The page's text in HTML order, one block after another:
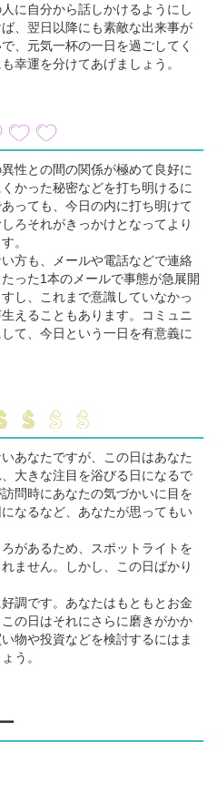
に自分から話しかけるようにし
、翌日以降にも素敵な出来事が
、元気一杯の一日を過ごしてく
幸運を分けてあげましょう。
性との間の関係が極めて良好に
かった秘密などを打ち明けるに
っても、今日の内に打ち明けて
ろそれがきっかけとなってより
。
方も、メールや電話などで連絡
った1本のメールで事態が急展開
し、これまで意識していなかっ
えることもあります。コミュニ
て、今日という一日を有意義に
あなたですが、この日はあなた
大きな注目を浴びる日になるで
問時にあなたの気づかいに目を
なるなど、あなたが思ってもい
があるため、スポットライトを
ません。しかし、この日ばかり
調です。あなたはもともとお金
の日はそれにさらに磨きがかか
物や投資などを検討するにはま
う。